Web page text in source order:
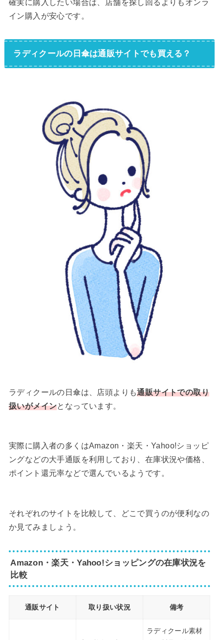
確実に購入したい場合は、店舗を探し回るよりもオンラ
イン購入が安心です。
ラディクールの日傘は通販サイトでも買える？
ラディクールの日傘は、店頭よりも通販サイトでの取り
扱いがメインとなっています。
実際に購入者の多くはAmazon・楽天・Yahoo!ショッピ
ングなどの大手通販を利用しており、在庫状況や価格、
ポイント還元率などで選んでいるようです。
それぞれのサイトを比較して、どこで買うのが便利なの
か見てみましょう。
Amazon・楽天・Yahoo!ショッピングの在庫状況を
比較
通販サイト 取り扱い状況 備考
ラディクール素材